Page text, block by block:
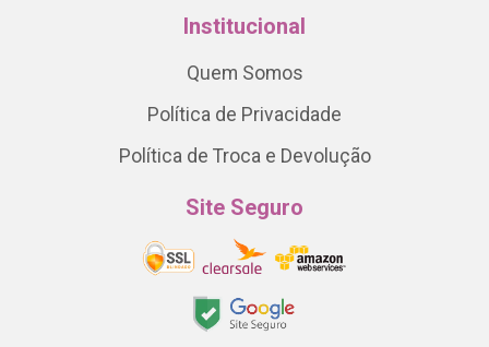
Institucional
Quem Somos
Política de Privacidade
Política de Troca e Devolução
Site Seguro